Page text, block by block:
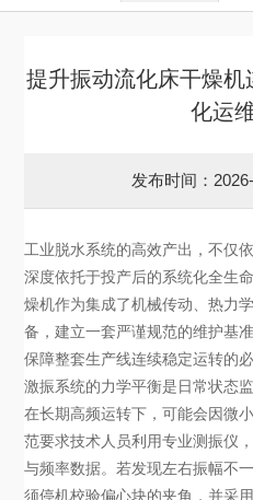
提升振动流化床干燥
化运
发布时间：
工业脱水系统的高效产出，不仅
深度依托于投产后的系统化全生
燥机作为集成了机械传动、热力
备，建立一套严谨规范的维护基
保障整套生产线连续稳定运转的必
激振系统的力学平衡是日常状态
在长期高频运转下，可能会因微
范要求技术人员利用专业测振仪
与频率数据。若发现左右振幅不
须停机校验偏心块的夹角，并采